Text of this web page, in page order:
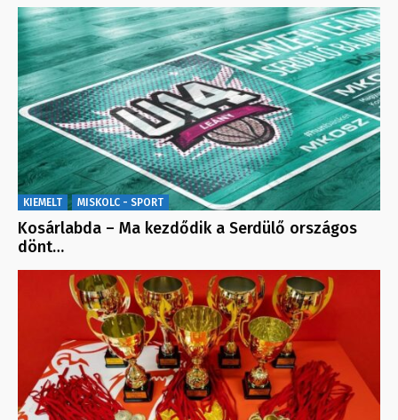
KIEMELT MISKOLC - SPORT
Kosárlabda – Ma kezdődik a Serdülő országos
dönt…